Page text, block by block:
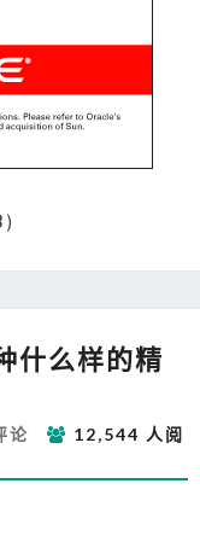
)
什么样的精
论
12,544 人阅